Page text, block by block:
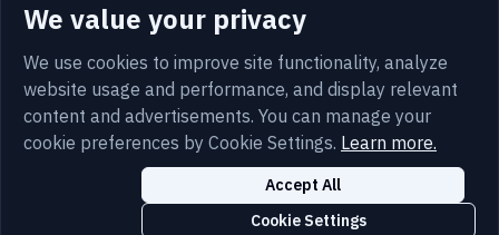
We value your privacy
We use cookies to improve site functionality, analyze
website usage and performance, and display relevant
content and advertisements. You can manage your
cookie preferences by Cookie Settings. Learn more.
Cookie Settings
Accept All
Rastreamento
Rastreamento
Rastreamento
Termos Privacidade
Mapa do Site
Segurança
Trust
Cookies
Configurações de cookies
Copyright © 2014-2026 TrackingMore. All Rights Reserved.